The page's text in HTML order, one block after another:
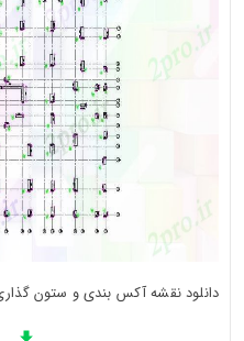
دانلود نقشه آکس بندی و ستون گذاری